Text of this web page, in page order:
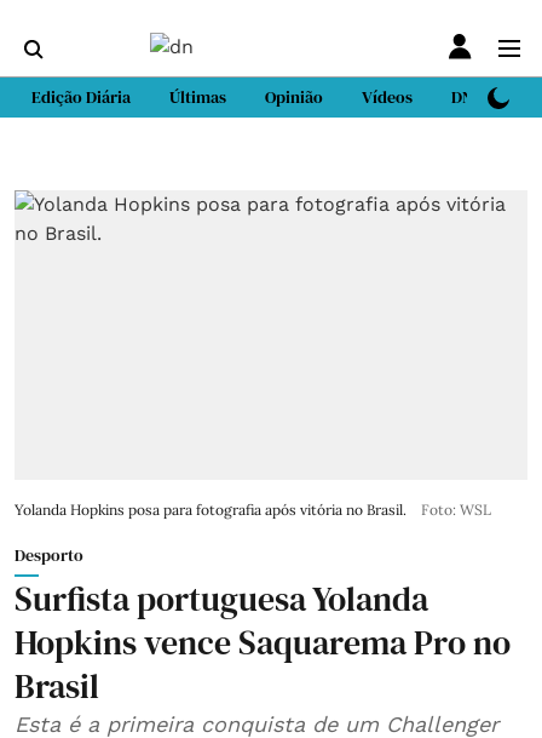
Edição Diária Últimas Opinião Vídeos DN Sport
Yolanda Hopkins posa para fotografia após vitória no Brasil. Foto: WSL
Desporto
Surfista portuguesa Yolanda
Hopkins vence Saquarema Pro no
Brasil
Esta é a primeira conquista de um Challenger